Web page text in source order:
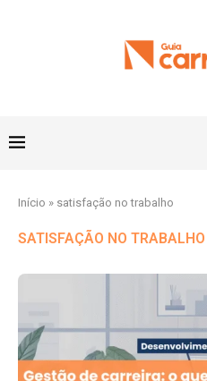
Início » satisfação no trabalho
SATISFAÇÃO NO TRABALHO